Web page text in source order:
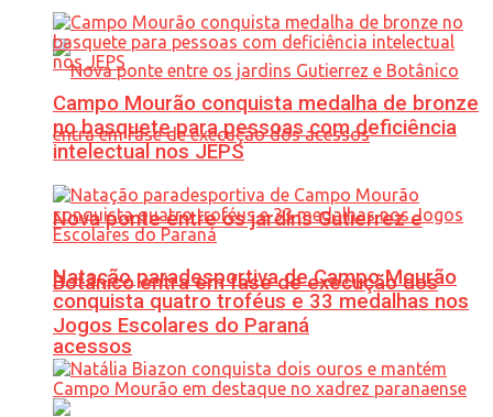
Nova ponte entre os jardins Gutierrez e
Botânico entra em fase de execução dos
acessos
Campo Mourão conquista medalha de bronze
no basquete para pessoas com deficiência
intelectual nos JEPS
Natação paradesportiva de Campo Mourão
conquista quatro troféus e 33 medalhas nos
Jogos Escolares do Paraná